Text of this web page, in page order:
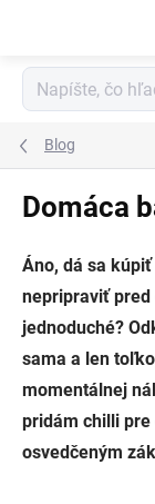
Blog
Domáca
Áno, dá sa
nepripraviť
jednoduché?
sama a len
momentálnej
pridám chilli pre
osvedčeným